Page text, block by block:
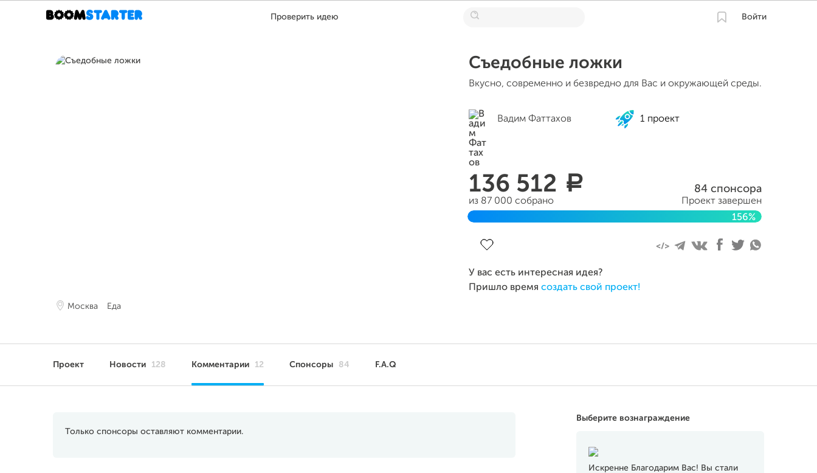
Проверить идею Войти
Москва Еда
Съедобные ложки
Вкусно, современно и безвредно для Вас и окружающей среды.
Вадим Фаттахов 1 проект
136 512 a
из 87 000 собрано
84 спонсора
Проект завершен
156%
У вас есть интересная идея?
Пришло время создать свой проект!
Проект Новости 128 Комментарии 12 Спонсоры 84 F.A.Q
Выберите вознаграждение
Искренне Благодарим Вас! Вы стали
Только спонсоры оставляют комментарии.